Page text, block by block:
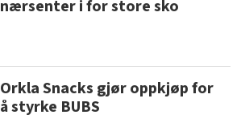
nærsenter i for store sko
Orkla Snacks gjør oppkjøp for
å styrke BUBS